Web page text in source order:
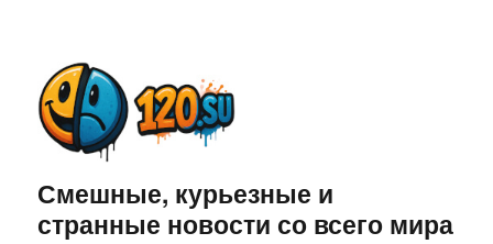
Смешные, курьезные и
странные новости со всего мира